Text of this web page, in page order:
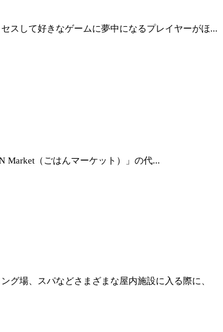
スして好きなゲームに夢中になるプレイヤーがほ...
Market（ごはんマーケット）」の代...
グ場、スパなどさまざまな屋内施設に入る際に、